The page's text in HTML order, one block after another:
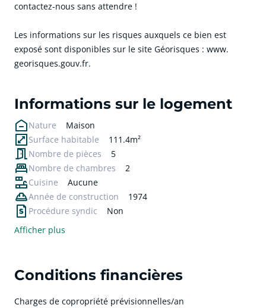
contactez-nous sans attendre !
Les informations sur les risques auxquels ce bien est
exposé sont disponibles sur le site Géorisques : www.
georisques.gouv.fr.
Informations sur le logement
Nature
Maison
Surface habitable
111.4m²
Nombre de pièces
5
Nombre de chambres
2
Cuisine
Aucune
Année de construction
1974
Procédure syndic
Non
Afficher plus
Conditions financières
Charges de copropriété prévisionnelles/an